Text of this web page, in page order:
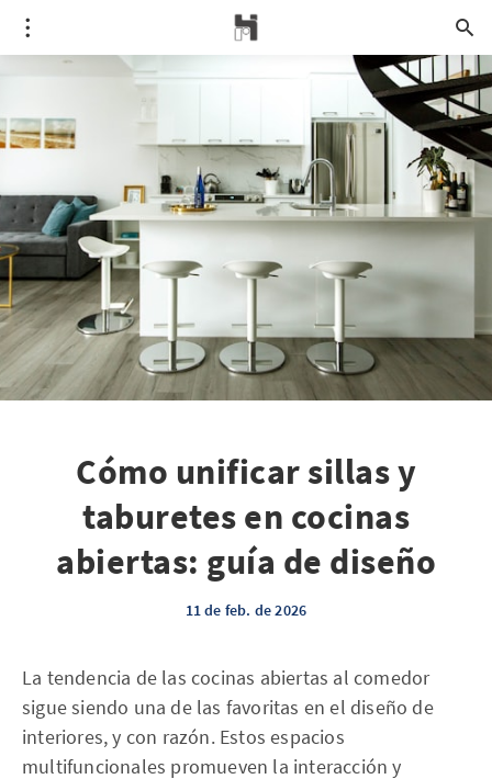
Cómo unificar sillas y
taburetes en cocinas
abiertas: guía de diseño
11 de feb. de 2026
La tendencia de las cocinas abiertas al comedor
sigue siendo una de las favoritas en el diseño de
interiores, y con razón. Estos espacios
multifuncionales promueven la interacción y